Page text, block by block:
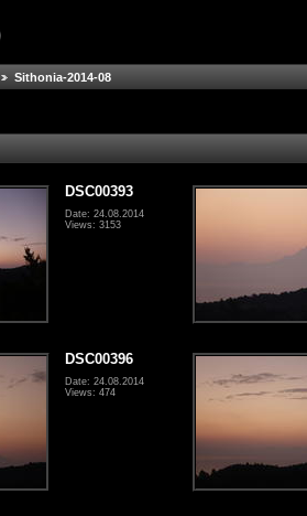
Sithonia-2014-08
DSC00393
Date: 24.08.2014
Views: 3153
DSC00396
Date: 24.08.2014
Views: 474